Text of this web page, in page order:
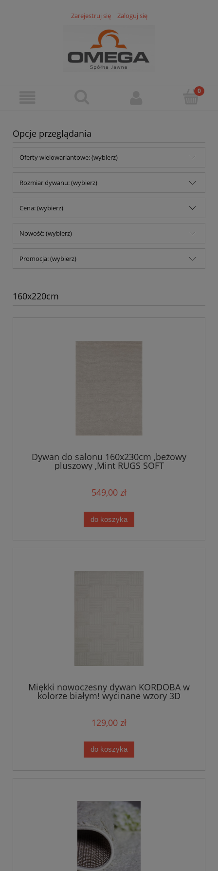
Zarejestruj się Zaloguj się
Opcje przeglądania
Oferty wielowariantowe: (wybierz)
Rozmiar dywanu: (wybierz)
Cena: (wybierz)
Nowość: (wybierz)
Promocja: (wybierz)
160x220cm
Dywan do salonu 160x230cm ,beżowy
pluszowy ,Mint RUGS SOFT
549,00 zł
do koszyka
Miękki nowoczesny dywan KORDOBA w
kolorze białym! wycinane wzory 3D
129,00 zł
do koszyka